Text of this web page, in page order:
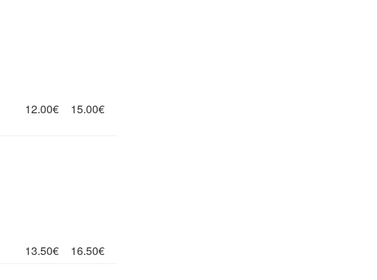
12.00€ 15.00€
13.50€ 16.50€